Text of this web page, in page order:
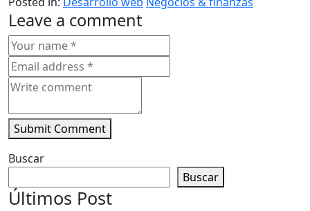
Leave a comment
Submit Comment
Buscar
Buscar
Últimos Post